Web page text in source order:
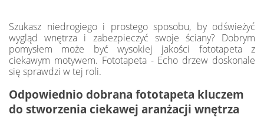
Szukasz niedrogiego i prostego sposobu, by odświeżyć
wygląd wnętrza i zabezpieczyć swoje ściany? Dobrym
pomysłem może być wysokiej jakości fototapeta z
ciekawym motywem. Fototapeta - Echo drzew doskonale
się sprawdzi w tej roli.
Odpowiednio dobrana fototapeta kluczem
do stworzenia ciekawej aranżacji wnętrza